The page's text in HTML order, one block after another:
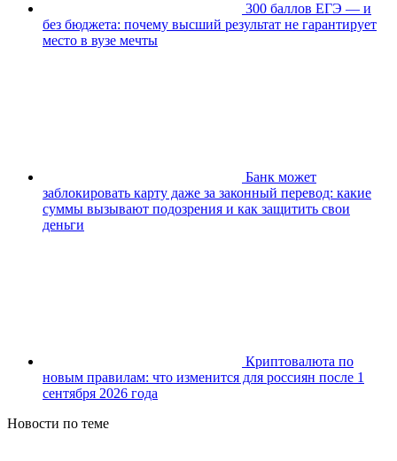
300 баллов ЕГЭ — и
без бюджета: почему высший результат не гарантирует
место в вузе мечты
Банк может
заблокировать карту даже за законный перевод: какие
суммы вызывают подозрения и как защитить свои
деньги
Криптовалюта по
новым правилам: что изменится для россиян после 1
сентября 2026 года
Новости по теме